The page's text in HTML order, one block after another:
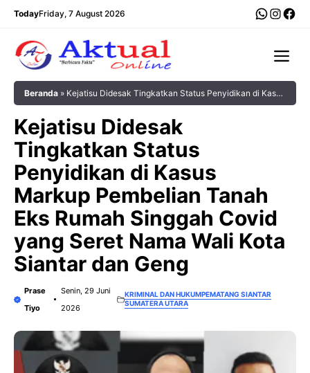
Langsung
TodayFriday, 7 August 2026
Beranda » Kejatisu Didesak Tingkatkan Status Penyidikan di Kasus
Nama Wali Kota Siantar dan Geng
Kejatisu Didesak
Tingkatkan Status
Penyidikan di Kasus
Markup Pembelian Tanah
Eks Rumah Singgah Covid
yang Seret Nama Wali Kota
Siantar dan Geng
Prase
Tiyo
Senin, 29 Juni
2026
KRIMINAL DAN HUKUMPEMATANG SIANTAR
SUMATERA UTARA